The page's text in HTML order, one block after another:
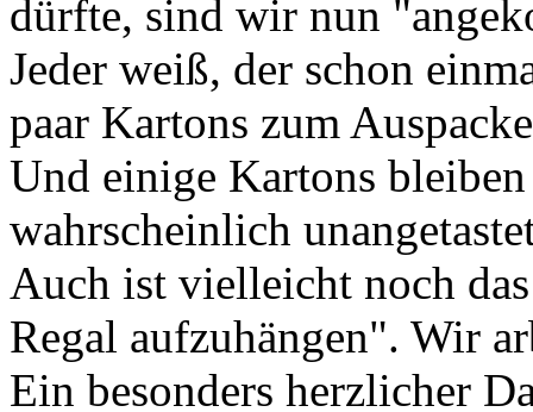
dürfte, sind wir nun
Jeder weiß, der schon
paar Kartons zum
Und einige Kartons
wahrscheinlich
Auch ist vielleicht noch
Regal aufzuhängen". Wir
Ein besonders herzlicher